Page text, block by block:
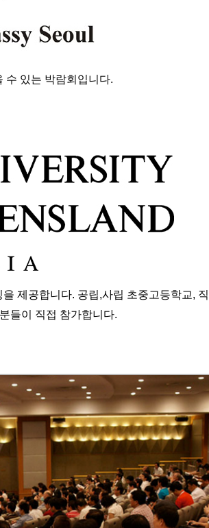
수 있는 박람회입니다.
제공합니다. 공립,사립 초중고등학교, 직
들이 직접 참가합니다.